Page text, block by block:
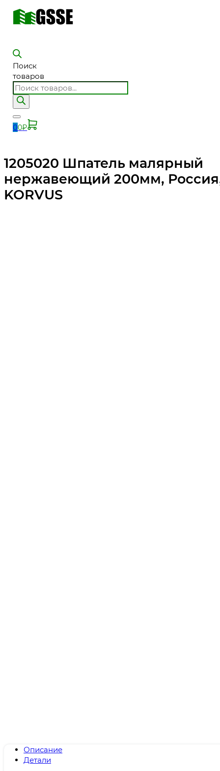
Поиск
товаров
00₽
1205020 Шпатель малярный
нержавеющий 200мм,
KORVUS
Описание
Детали